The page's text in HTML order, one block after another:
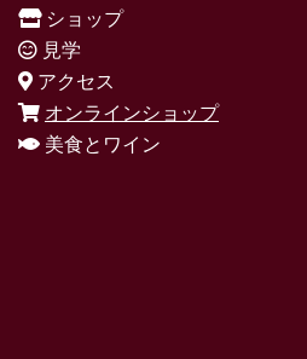
ショップ
見学
アクセス
オンラインショップ
美食とワイン